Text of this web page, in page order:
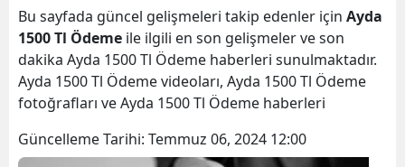
Artvin
Aydın
Balıkesir
Bingöl
Bu sayfada güncel gelişmeleri takip edenler için Ayda
1500 Tl Ödeme ile ilgili en son gelişmeler ve son
dakika Ayda 1500 Tl Ödeme haberleri sunulmaktadır.
Ayda 1500 Tl Ödeme videoları, Ayda 1500 Tl Ödeme
fotoğrafları ve Ayda 1500 Tl Ödeme haberleri
Güncelleme Tarihi: Temmuz 06, 2024 12:00